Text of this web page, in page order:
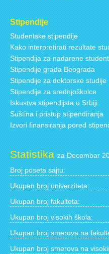
Stipendije
Studentske stipendije
Kako interpretirati rezultate
Stipendija za nadarene
Stipendije grada Beograda
Stipendije za doktorske studije
Stipendije za srednjoškolce
Iskustva stipendijsta u Srbiji
Suština i pristup stipendiranja
Izvori finansiranja pored
Statistikaza Decembar
Broj poseta sajtu:
Ukupan broj univerziteta:
Ukupan broj fakulteta:
Ukupan broj visokih škola:
Ukupan broj smerova na
Ukupan broj smerova na